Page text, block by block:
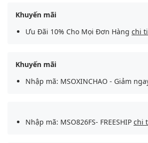
Khuyến mãi
Ưu Đãi 10% Cho Mọi Đơn Hàng chi
Khuyến mãi
Nhập mã: MSOXINCHAO - Giảm
Nhập mã: MSO826FS- FREESHIP chi